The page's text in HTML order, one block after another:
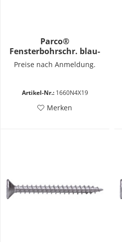
Parco®
Fensterbohrschr. blau-
vz M4,0x19
Preise nach Anmeldung.
Artikel-Nr.:1660N4X19
Merken